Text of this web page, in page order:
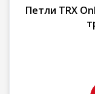
Петли TRX